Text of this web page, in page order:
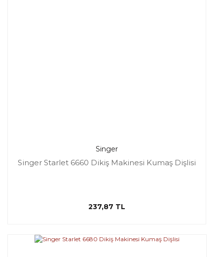
Singer
Singer Starlet 6660 Dikiş Makinesi Kumaş Dişlisi
237,87 TL